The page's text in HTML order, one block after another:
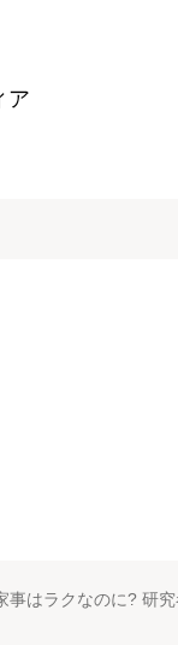
ア
事はラクなのに? 研